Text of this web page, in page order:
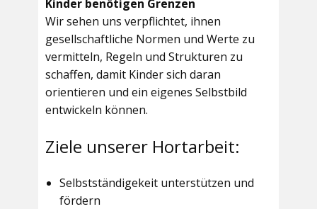
Kinder benötigen Grenzen
Wir sehen uns verpflichtet, ihnen
gesellschaftliche Normen und Werte zu
vermitteln, Regeln und Strukturen zu
schaffen, damit Kinder sich daran
orientieren und ein eigenes Selbstbild
entwickeln können.
Ziele unserer Hortarbeit:
Selbstständigekeit unterstützen und
fördern